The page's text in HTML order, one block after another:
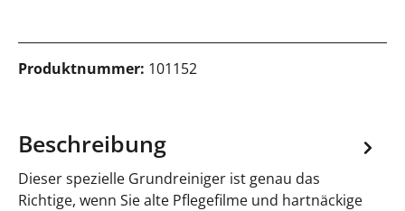
Produktnummer: 101152
Beschreibung
Dieser spezielle Grundreiniger ist genau das
Richtige, wenn Sie alte Pflegefilme und hartnäckige